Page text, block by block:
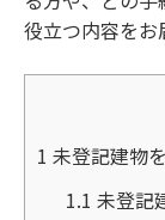
役立つ内容をお
1 未登記建物
1.1 未登記